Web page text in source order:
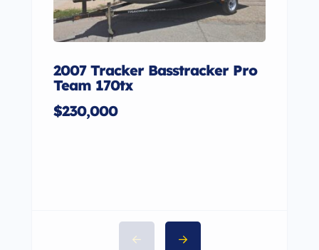
2007 Tracker Basstracker Pro
Team 170tx
$230,000